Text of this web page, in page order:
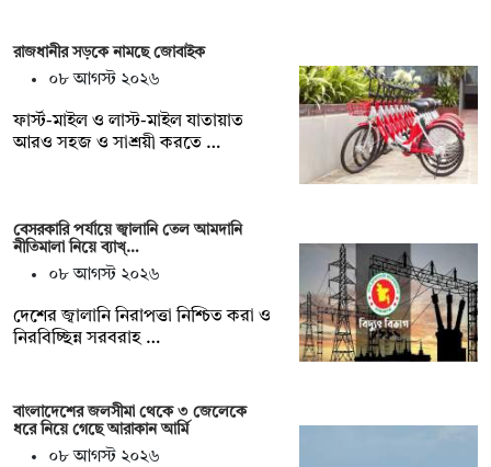
রাজধানীর সড়কে নামছে জোবাইক
০৮ আগস্ট ২০২৬
ফার্স্ট-মাইল ও লাস্ট-মাইল যাতায়াত
আরও সহজ ও সাশ্রয়ী করতে …
বেসরকারি পর্যায়ে জ্বালানি তেল আমদানি
নীতিমালা নিয়ে ব্যাখ্…
০৮ আগস্ট ২০২৬
দেশের জ্বালানি নিরাপত্তা নিশ্চিত করা ও
নিরবিচ্ছিন্ন সরবরাহ …
বাংলাদেশের জলসীমা থেকে ৩ জেলেকে
ধরে নিয়ে গেছে আরাকান আর্মি
০৮ আগস্ট ২০২৬